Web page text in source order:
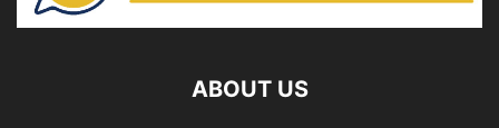
ABOUT US